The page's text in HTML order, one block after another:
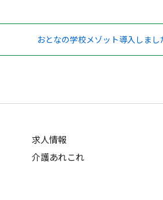
おとなの学校メゾット導入しまし
求人情報
介護あれこれ